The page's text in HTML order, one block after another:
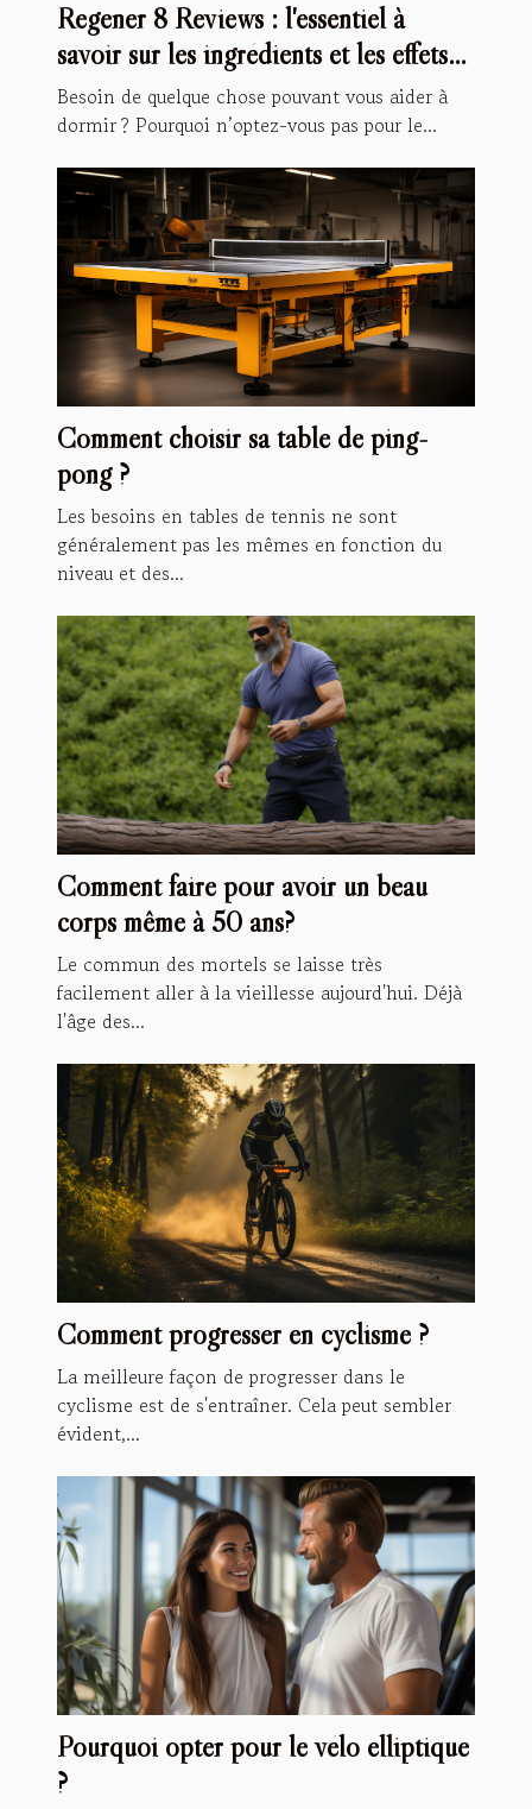
Regener 8 Reviews : l'essentiel à
savoir sur les ingrédients et les effets
secondaires
Besoin de quelque chose pouvant vous aider à
dormir ? Pourquoi n’optez-vous pas pour le...
Comment choisir sa table de ping-
pong ?
Les besoins en tables de tennis ne sont
généralement pas les mêmes en fonction du
niveau et des...
Comment faire pour avoir un beau
corps même à 50 ans?
Le commun des mortels se laisse très
facilement aller à la vieillesse aujourd'hui. Déjà
l'âge des...
Comment progresser en cyclisme ?
La meilleure façon de progresser dans le
cyclisme est de s'entraîner. Cela peut sembler
évident,...
Pourquoi opter pour le vélo elliptique
?